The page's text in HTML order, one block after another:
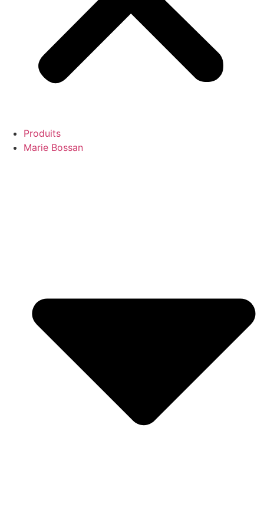
Produits
Marie Bossan